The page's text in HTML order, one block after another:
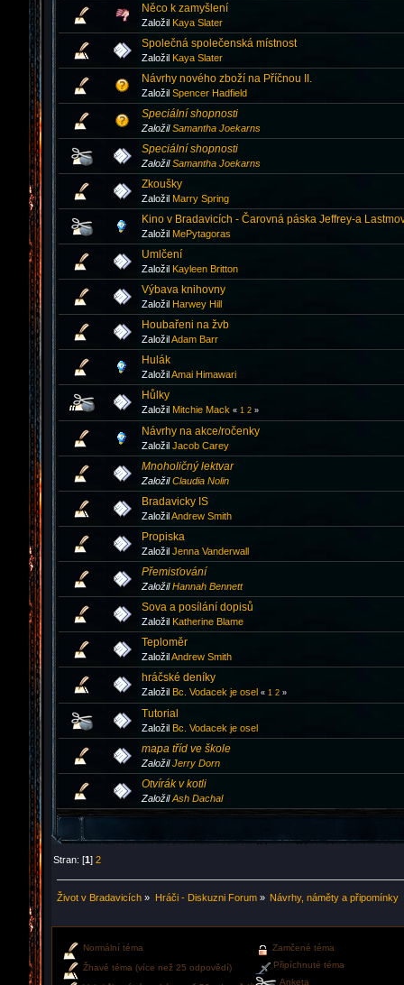
Něco k zamyšlení
Založil Kaya Slater
Společná společenská místnost
Založil Kaya Slater
Návrhy nového zboží na Příčnou II.
Založil Spencer Hadfield
Speciální shopnosti
ZaložilSamantha Joekarns
Speciální shopnosti
ZaložilSamantha Joekarns
Zkoušky
Založil Marry Spring
Kino v Bradavicích - Čarovná páska Jeffrey-a
Založil MePytagoras
Umlčení
Založil Kayleen Britton
Výbava knihovny
Založil Harwey Hill
Houbařeni na žvb
ZaložilAdam Barr
Hulák
ZaložilAmai Himawari
Hůlky
Založil Mitchie Mack « 1 2 »
Návrhy na akce/ročenky
Založil Jacob Carey
Mnoholičný lektvar
ZaložilClaudia Nolin
Bradavicky IS
ZaložilAndrew Smith
Propiska
Založil Jenna Vanderwall
Přemisťování
ZaložilHannah Bennett
Sova a posílání dopisů
Založil Katherine Blame
Teploměr
ZaložilAndrew Smith
hráčské deníky
Založil Bc. Vodacek je osel « 1 2 »
Tutorial
Založil Bc. Vodacek je osel
mapa tříd ve škole
ZaložilJerry Dorn
Otvírák v kotli
ZaložilAsh Dachal
Stran: [1]2
Život v Bradavicích » Hráči - Diskuzni Forum» Návrhy, náměty a připomínky
Normální téma
Žhavé téma (více než 25 odpovědí)
Zamčené téma
Připíchnuté téma
Anketa